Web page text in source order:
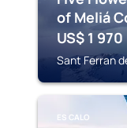
of Meliá
US$ 1 970
Sant Ferran
ES CALO